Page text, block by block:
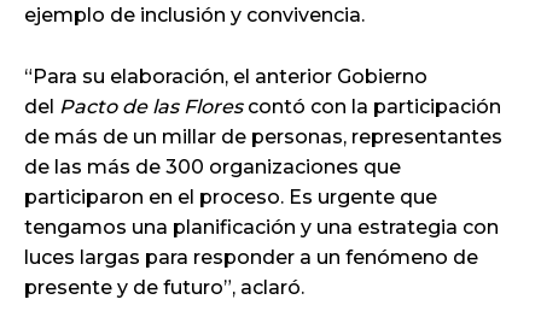
ejemplo de inclusión y convivencia.
“Para su elaboración, el anterior Gobierno
del Pacto de las Florescontó con la participación
de más de un millar de personas, representantes
de las más de 300 organizaciones que
participaron en el proceso. Es urgente que
tengamos una planificación y una estrategia con
luces largas para responder a un fenómeno de
presente y de futuro”, aclaró.